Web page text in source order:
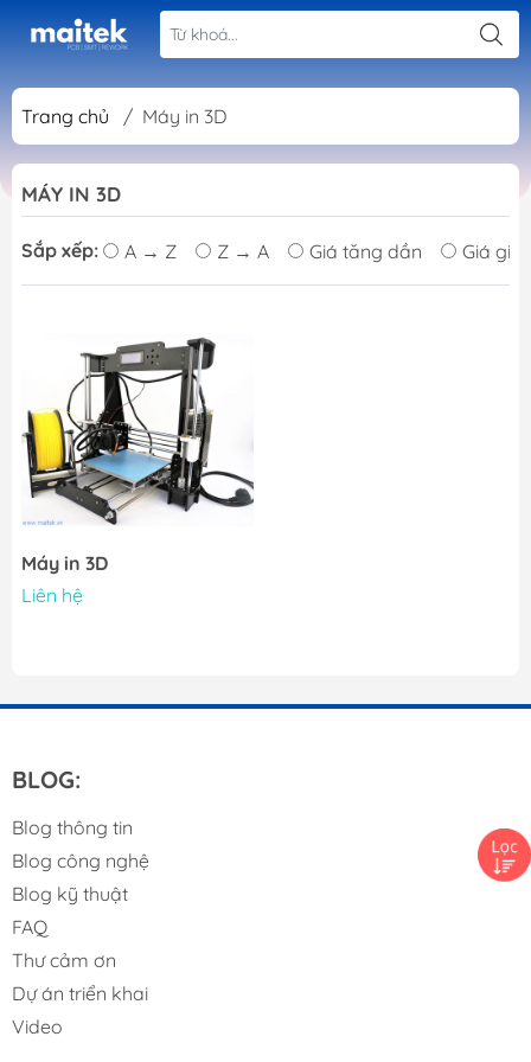
Trang chủ / Máy in 3D
MÁY IN 3D
Sắp xếp: A → Z Z → A Giá tăng dần Giá
Máy in 3D
Liên hệ
BLOG:
Blog thông tin
Blog công nghệ
Blog kỹ thuật
FAQ
Thư cảm ơn
Dự án triển khai
Video